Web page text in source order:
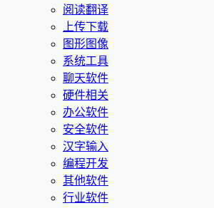
阅读翻译
上传下载
图形图像
系统工具
聊天软件
硬件相关
办公软件
安全软件
汉字输入
编程开发
其他软件
行业软件